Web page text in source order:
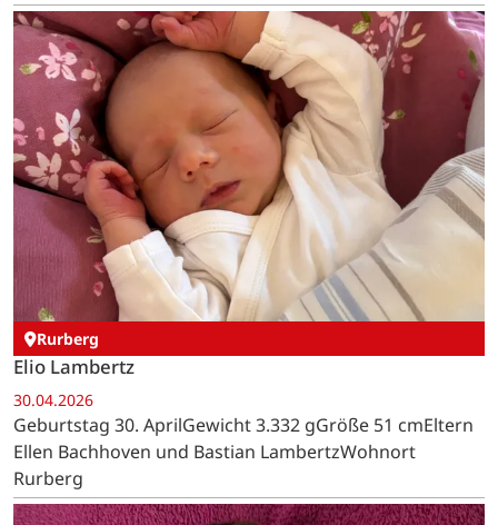
Rurberg
Elio Lambertz
30.04.2026
Geburtstag 30. AprilGewicht 3.332 gGröße 51 cmEltern
Ellen Bachhoven und Bastian LambertzWohnort
Rurberg